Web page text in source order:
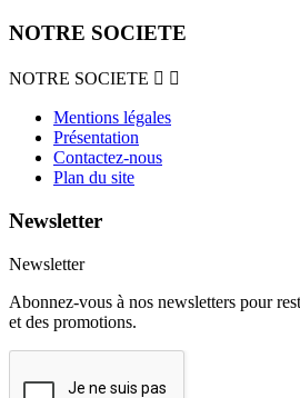
NOTRE SOCIETE
NOTRE SOCIETE  
Mentions légales
Présentation
Contactez-nous
Plan du site
Newsletter
Newsletter
Abonnez-vous à nos newsletters pour
et des promotions.